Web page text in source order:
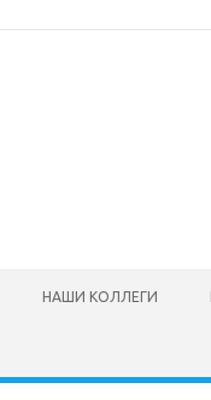
НАШИ КОЛЛЕГИ